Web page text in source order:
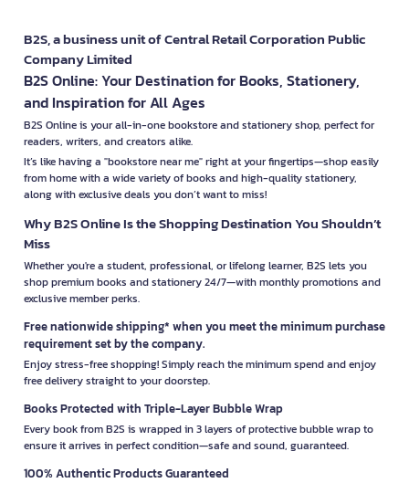
B2S, a business unit of Central Retail Corporation Public
Company Limited
B2S Online: Your Destination for Books, Stationery,
and Inspiration for All Ages
B2S Online is your all-in-one bookstore and stationery shop, perfect for
readers, writers, and creators alike.
It’s like having a "bookstore near me" right at your fingertips—shop easily
from home with a wide variety of books and high-quality stationery,
along with exclusive deals you don’t want to miss!
Why B2S Online Is the Shopping Destination You Shouldn’t
Miss
Whether you're a student, professional, or lifelong learner, B2S lets you
shop premium books and stationery 24/7—with monthly promotions and
exclusive member perks.
Free nationwide shipping* when you meet the minimum purchase
requirement set by the company.
Enjoy stress-free shopping! Simply reach the minimum spend and enjoy
free delivery straight to your doorstep.
Books Protected with Triple-Layer Bubble Wrap
Every book from B2S is wrapped in 3 layers of protective bubble wrap to
ensure it arrives in perfect condition—safe and sound, guaranteed.
100% Authentic Products Guaranteed